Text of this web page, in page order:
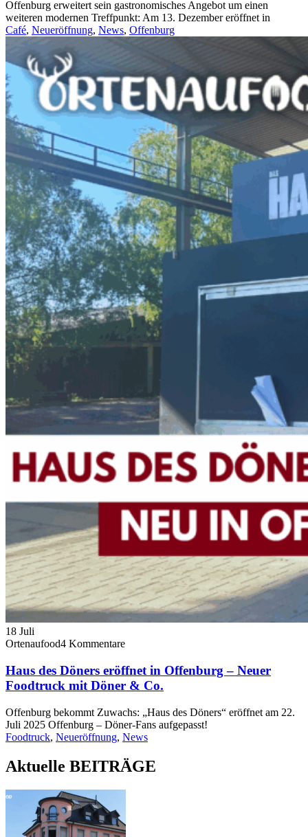
Offenburg erweitert sein gastronomisches Angebot um einen
weiteren modernen Treffpunkt: Am 13. Dezember eröffnet in
Café, Neueröffnung, News, Offenburg
18 Juli
Ortenaufood4 Kommentare
Haus des Döners eröffnet in Offenburg – Neuer
Foodtruck mit Döner & Co.
Offenburg bekommt Zuwachs: „Haus des Döners“ eröffnet am 22.
Juli 2025 Offenburg – Döner-Fans aufgepasst!
Foodtruck, Neueröffnung, News
Aktuelle BEITRÄGE